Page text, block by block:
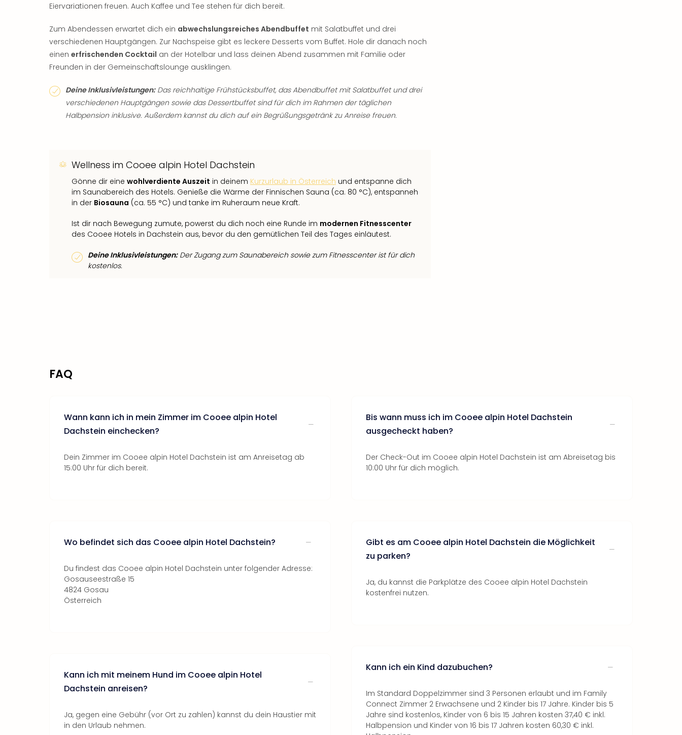
Eiervariationen freuen. Auch Kaffee und Tee stehen für dich bereit.
Zum Abendessen erwartet dich ein abwechslungsreiches Abendbuffet mit Salatbuffet und drei
verschiedenen Hauptgängen. Zur Nachspeise gibt es leckere Desserts vom Buffet. Hole dir danach noch
einen erfrischenden Cocktail an der Hotelbar und lass deinen Abend zusammen mit Familie oder
Freunden in der Gemeinschaftslounge ausklingen.
Deine Inklusivleistungen:Das reichhaltige Frühstücksbuffet, das Abendbuffet mit Salatbuffet und drei
verschiedenen Hauptgängen sowie das Dessertbuffet sind für dich im Rahmen der täglichen
Halbpension inklusive. Außerdem kannst du dich auf ein Begrüßungsgetränk zu Anreise freuen.
Wellness im Cooee alpin Hotel Dachstein
Gönne dir eine wohlverdiente Auszeit in deinem Kurzurlaub in Österreich und entspanne dich
im Saunabereich des Hotels. Genieße die Wärme der Finnischen Sauna (ca. 80 °C), entspanneh
in der Biosauna (ca. 55 °C) und tanke im Ruheraum neue Kraft.
Ist dir nach Bewegung zumute, powerst du dich noch eine Runde im modernen Fitnesscenter
des Cooee Hotels in Dachstein aus, bevor du den gemütlichen Teil des Tages einläutest.
Deine Inklusivleistungen:Der Zugang zum Saunabereich sowie zum Fitnesscenter ist für dich
kostenlos.
FAQ
Wann kann ich in mein Zimmer im Cooee alpin Hotel
Dachstein einchecken?
Dein Zimmer im Cooee alpin Hotel Dachstein ist am Anreisetag ab
15:00 Uhr für dich bereit.
Wo befindet sich das Cooee alpin Hotel Dachstein?
Du findest das Cooee alpin Hotel Dachstein unter folgender Adresse:
Gosauseestraße 15
4824 Gosau
Österreich
Kann ich mit meinem Hund im Cooee alpin Hotel
Dachstein anreisen?
Ja, gegen eine Gebühr (vor Ort zu zahlen) kannst du dein Haustier mit
in den Urlaub nehmen.
Bis wann muss ich im Cooee alpin Hotel Dachstein
ausgecheckt haben?
Der Check-Out im Cooee alpin Hotel Dachstein ist am Abreisetag bis
10:00 Uhr für dich möglich.
Gibt es am Cooee alpin Hotel Dachstein die Möglichkeit
zu parken?
Ja, du kannst die Parkplätze des Cooee alpin Hotel Dachstein
kostenfrei nutzen.
Kann ich ein Kind dazubuchen?
Im Standard Doppelzimmer sind 3 Personen erlaubt und im Family
Connect Zimmer 2 Erwachsene und 2 Kinder bis 17 Jahre. Kinder bis 5
Jahre sind kostenlos, Kinder von 6 bis 15 Jahren kosten 37,40 € inkl.
Halbpension und Kinder von 16 bis 17 Jahren kosten 60,30 € inkl.